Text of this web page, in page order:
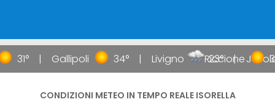
31° Gallipoli 34° Livigno 23° Jesolo
Riccione
CONDIZIONI METEO IN TEMPO REALE ISORELLA